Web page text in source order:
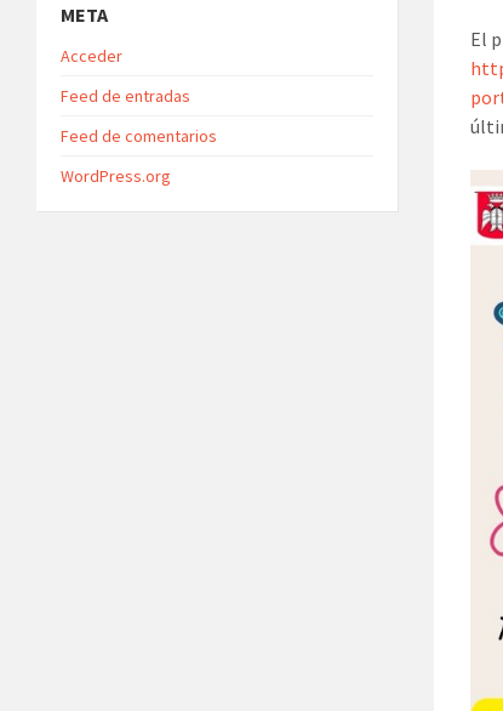
El
META
Acceder
Feed de entradas
Feed de comentarios
WordPress.org